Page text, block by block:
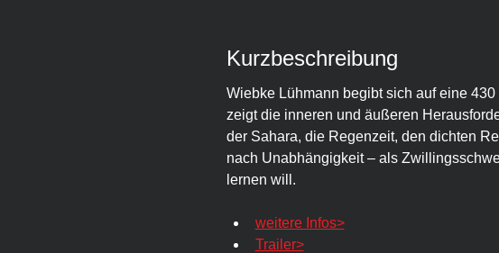
Kurzbeschreibung
Wiebke Lühmann begibt sich auf eine
zeigt die inneren und äußeren
der Sahara, die Regenzeit, den dichten
nach Unabhängigkeit – als
lernen will.
weitere Infos>
Trailer>